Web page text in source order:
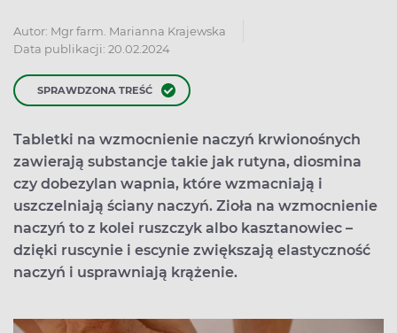
Autor: Mgr farm. Marianna Krajewska
Data publikacji: 20.02.2024
SPRAWDZONA TREŚĆ
Tabletki na wzmocnienie naczyń krwionośnych
zawierają substancje takie jak rutyna, diosmina
czy dobezylan wapnia, które wzmacniają i
uszczelniają ściany naczyń. Zioła na wzmocnienie
naczyń to z kolei ruszczyk albo kasztanowiec –
dzięki ruscynie i escynie zwiększają elastyczność
naczyń i usprawniają krążenie.